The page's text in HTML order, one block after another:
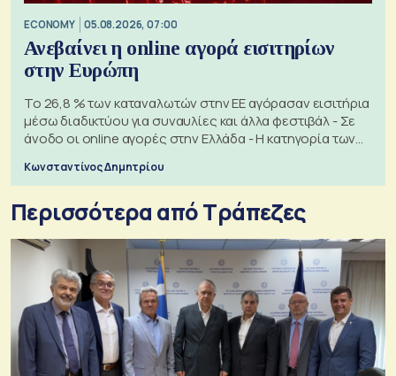
ECONOMY 05.08.2026, 07:00
Ανεβαίνει η online αγορά εισιτηρίων
στην Ευρώπη
Το 26,8 % των καταναλωτών στην ΕΕ αγόρασαν εισιτήρια
μέσω διαδικτύου για συναυλίες και άλλα φεστιβάλ - Σε
άνοδο οι online αγορές στην Ελλάδα - Η κατηγορία των
Κωνσταντίνος Δημητρίου
Περισσότερα από Τράπεζες